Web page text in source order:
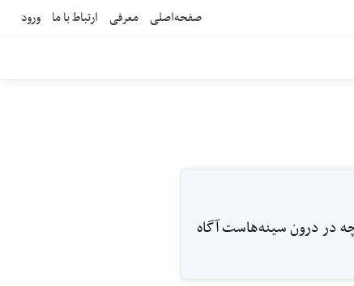
صفحه‌اصلی معرفی ارتباط با ما ورود
در درون سينه‌هاست آگاه